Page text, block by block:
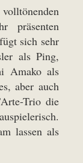
präsenten
sich sehr
als Ping,
Amako als
aber auch
Trio die
lassen als